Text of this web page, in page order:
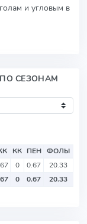
и угловым в
ПО СЕЗОНАМ
КК ПЕН ФОЛЫ
0 0.67
20.33
0 0.67 20.33